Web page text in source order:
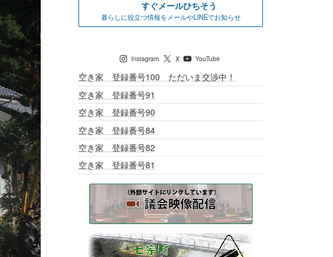
すぐメールひちそう
暮らしに役立つ情報をメールやLINEでお知らせ
Instagram X YouTube
空き家 登録番号100 ただいま交渉中！
空き家 登録番号91
空き家 登録番号90
空き家 登録番号84
空き家 登録番号82
空き家 登録番号81